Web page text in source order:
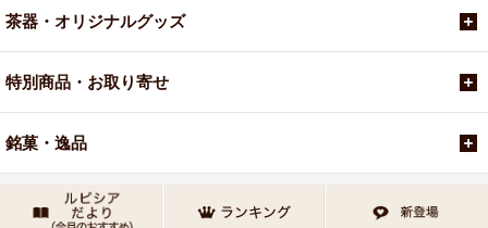
茶器・オリジナルグッズ
特別商品・お取り寄せ
銘菓・逸品